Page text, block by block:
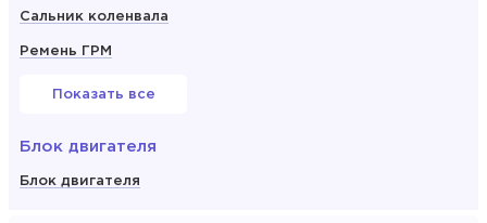
Сальник коленвала
Ремень ГРМ
Показать все
Блок двигателя
Блок двигателя